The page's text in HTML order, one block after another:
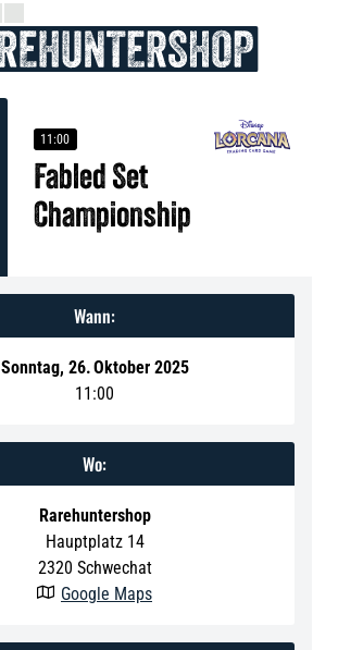
11:00
Fabled Set
Championship
Wann:
Sonntag, 26.Oktober 2025
11:00
Wo:
Rarehuntershop
Hauptplatz 14
2320 Schwechat
 Google Maps